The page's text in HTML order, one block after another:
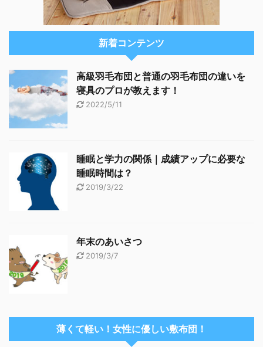
新着コンテンツ
高級羽毛布団と普通の羽毛布団の違いを
寝具のプロが教えます！
2022/5/11
睡眠と学力の関係｜成績アップに必要な
睡眠時間は？
2019/3/22
年末のあいさつ
2019/3/7
薄くて軽い！女性に優しい敷布団！